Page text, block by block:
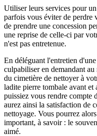
Utiliser leurs services pour
parfois vous éviter de perdre
de prendre une concession
une reprise de celle-ci par
n'est pas entretenue.
En déléguant l'entretien
culpabiliser en demandant
du cimetière de nettoyer à
ladite pierre tombale avant et
puissiez vous rendre compte
aurez ainsi la satisfaction de
nettoyage. Vous pourrez
important, à savoir : le
aimé.